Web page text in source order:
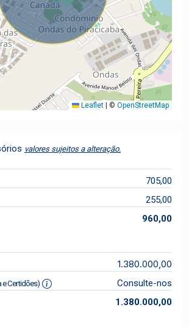
Leaflet © OpenStreetMap
valores sujeitos a alteração.
705,00
255,00
960,00
1.380.000,00
e Certidões)
Consulte-nos
1.380.000,00